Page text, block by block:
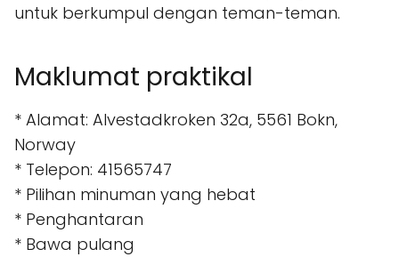
untuk berkumpul dengan teman-teman.
Maklumat praktikal
* Alamat: Alvestadkroken 32a, 5561 Bokn,
Norway
* Telepon: 41565747
* Pilihan minuman yang hebat
* Penghantaran
* Bawa pulang